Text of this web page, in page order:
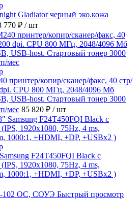
Gladiator черный эко.кожа
770 ₽ / шт
копир/сканер/факс, 40 стр/
CPU 800 МГц, 2048/4096 Мб
USB-host. Стартовый тонер 3000
мес 85 820 ₽ / шт
F24T450FQI Black с
1920x1080, 75Hz, 4 ms,
1000:1, +HDMI, +DP, +USBx2 )
Быстрый просмотр